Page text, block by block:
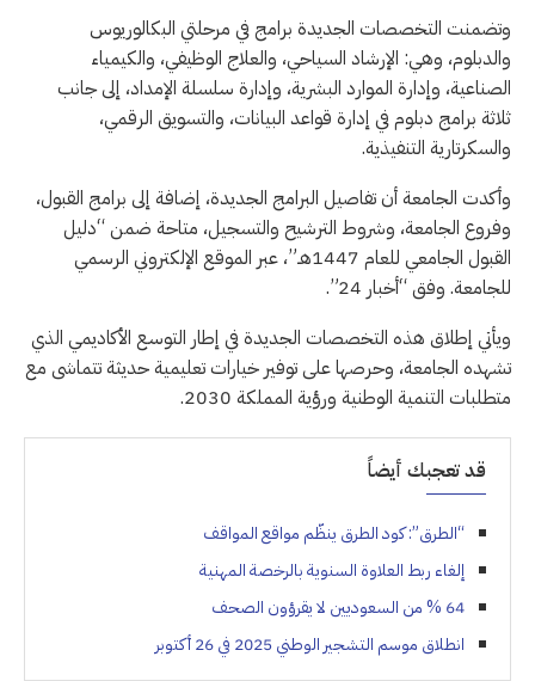
وتضمنت التخصصات الجديدة برامج في مرحلتي البكالوريوس
والدبلوم، وهي: الإرشاد السياحي، والعلاج الوظيفي، والكيمياء
الصناعية، وإدارة الموارد البشرية، وإدارة سلسلة الإمداد، إلى جانب
ثلاثة برامج دبلوم في إدارة قواعد البيانات، والتسويق الرقمي،
والسكرتارية التنفيذية.
وأكدت الجامعة أن تفاصيل البرامج الجديدة، إضافة إلى برامج القبول،
وفروع الجامعة، وشروط الترشيح والتسجيل، متاحة ضمن “دليل
القبول الجامعي للعام 1447هـ”، عبر الموقع الإلكتروني الرسمي
للجامعة. وفق “أخبار 24”.
ويأتي إطلاق هذه التخصصات الجديدة في إطار التوسع الأكاديمي الذي
تشهده الجامعة، وحرصها على توفير خيارات تعليمية حديثة تتماشى مع
متطلبات التنمية الوطنية ورؤية المملكة 2030.
قد تعجبك أيضاً
“الطرق”: كود الطرق ينظّم مواقع المواقف
إلغاء ربط العلاوة السنوية بالرخصة المهنية
64 % من السعوديين لا يقرؤون الصحف
انطلاق موسم التشجير الوطني 2025 في 26 أكتوبر